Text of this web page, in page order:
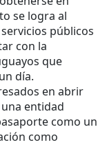
se logra al
públicos
con la
que
día.
en abrir
entidad
como un
como